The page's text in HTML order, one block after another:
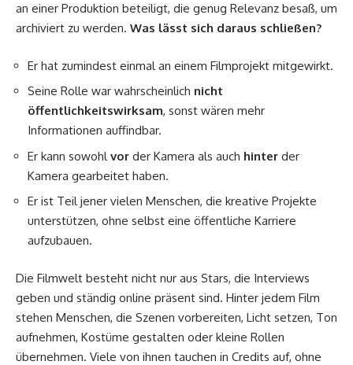
an einer Produktion beteiligt, die genug Relevanz besaß, um
archiviert zu werden. Was lässt sich daraus schließen?
Er hat zumindest einmal an einem Filmprojekt mitgewirkt.
Seine Rolle war wahrscheinlich nicht
öffentlichkeitswirksam, sonst wären mehr
Informationen auffindbar.
Er kann sowohl vor der Kamera als auch hinter der
Kamera gearbeitet haben.
Er ist Teil jener vielen Menschen, die kreative Projekte
unterstützen, ohne selbst eine öffentliche Karriere
aufzubauen.
Die Filmwelt besteht nicht nur aus Stars, die Interviews
geben und ständig online präsent sind. Hinter jedem Film
stehen Menschen, die Szenen vorbereiten, Licht setzen, Ton
aufnehmen, Kostüme gestalten oder kleine Rollen
übernehmen. Viele von ihnen tauchen in Credits auf, ohne